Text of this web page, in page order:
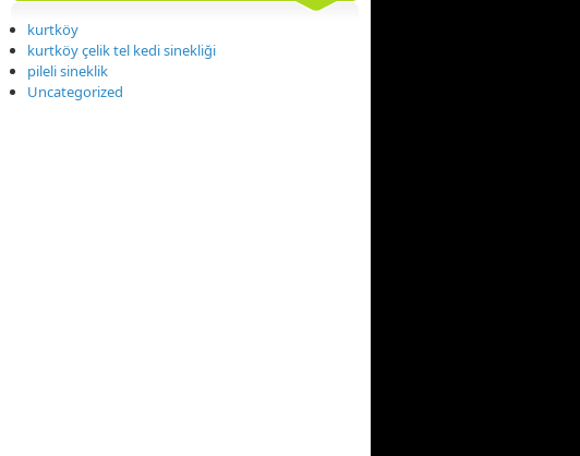
kurtköy
kurtköy çelik tel kedi sinekliği
pileli sineklik
Uncategorized